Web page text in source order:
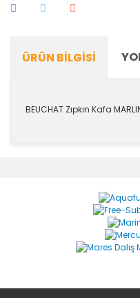
ÜRÜN BILGISI
BEUCHAT Zıpkın Kafa
Ürün resmi
Ürün
Ürün bilgilerinde